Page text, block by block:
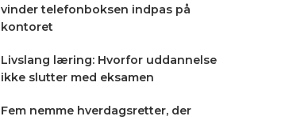
vinder telefonboksen indpas på
kontoret
Livslang læring: Hvorfor uddannelse
ikke slutter med eksamen
Fem nemme hverdagsretter, der